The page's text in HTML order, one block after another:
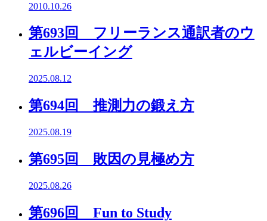
2010.10.26
第693回 フリーランス通訳者のウ
ェルビーイング
2025.08.12
第694回 推測力の鍛え方
2025.08.19
第695回 敗因の見極め方
2025.08.26
第696回 Fun to Study